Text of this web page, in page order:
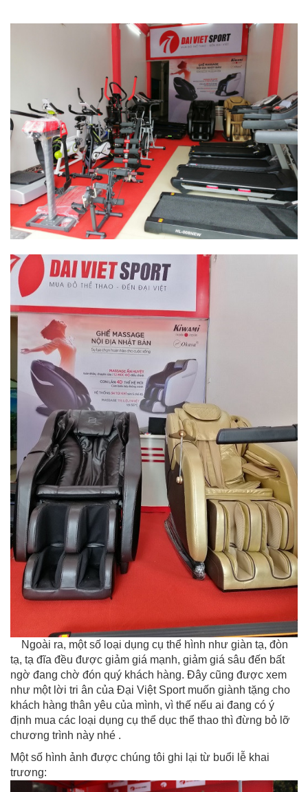
Ngoài ra, một số loại dụng cụ thể hình như giàn tạ, đòn
tạ, tạ đĩa đều được giảm giá mạnh, giảm giá sâu đến bất
ngờ đang chờ đón quý khách hàng. Đây cũng được xem
như một lời tri ân của Đại Việt Sport muốn giành tặng cho
khách hàng thân yêu của mình, vì thế nếu ai đang có ý
định mua các loại dụng cụ thể dục thể thao thì đừng bỏ lỡ
chương trình này nhé .
Một số hình ảnh được chúng tôi ghi lại từ buổi lễ khai
trương: